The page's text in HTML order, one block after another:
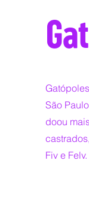
São
doou
Fiv e Felv.